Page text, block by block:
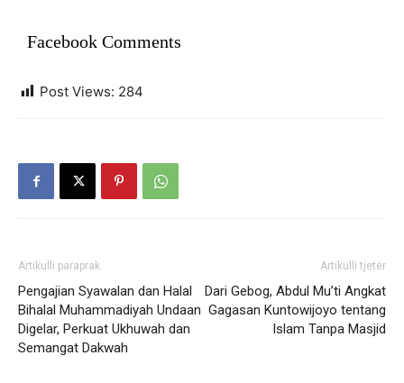
Facebook Comments
Post Views: 284
Artikulli paraprak
Pengajian Syawalan dan Halal
Bihalal Muhammadiyah Undaan
Digelar, Perkuat Ukhuwah dan
Semangat Dakwah
Artikulli tjetër
Dari Gebog, Abdul Mu’ti Angkat
Gagasan Kuntowijoyo tentang
Islam Tanpa Masjid